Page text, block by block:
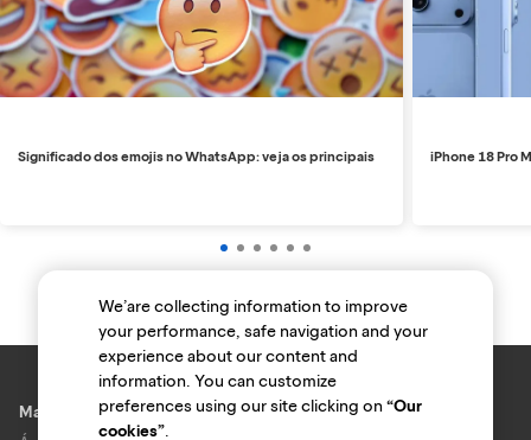
Significado dos emojis no WhatsApp: veja os principais iPhone 18 Pro
Marcas e lojas
We’are collecting information to improve
your performance, safe navigation and your
experience about our content and
information. You can customize
preferences using our site clicking on“Our
cookies”.